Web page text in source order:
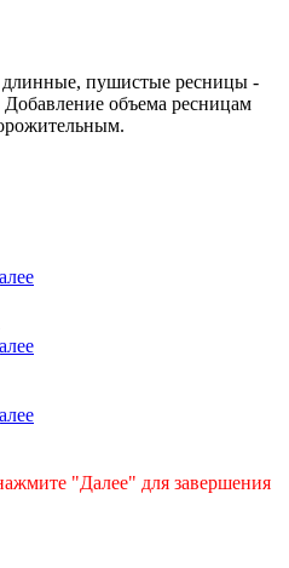
длинные, пушистые ресницы -
объема ресницам
"Далее" для завершения